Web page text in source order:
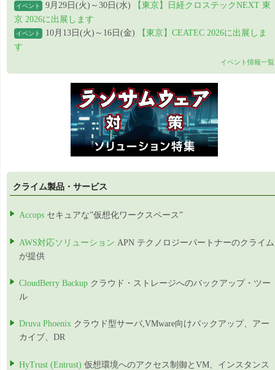
イベント 9月29日(火)～30日(水)
【東京】日経クロステックNEXT 東
京 2026に出展します
イベント 10月13日(火)～16日(金)
【東京】CEATEC 2026に出展しま
す
イベント情報一覧
クライム製品・サービス
Accops セキュアな”仮想化ワークスペース”
AWS対応ソリューション APN テクノロジーパートナーのクライム
が提供
CloudBerry Backup クラウド・ストレージへのバックアップ・ツー
ル
Druva Phoenix クラウド型サーバ,VMware向けバックアップ、アー
カイブ、DR
HyTrust (Entrust) 仮想環境へのアクセス制御とVM、インスタンス